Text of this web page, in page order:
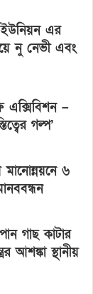
ইউনিয়ন এর
নু নেভী এবং
এক্সিবিশন –
গল্প’
মানোন্নয়নে ৬
গাছ কাটার
আশঙ্কা স্থানীয়